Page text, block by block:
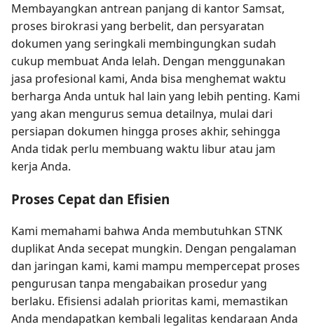
Membayangkan antrean panjang di kantor Samsat,
proses birokrasi yang berbelit, dan persyaratan
dokumen yang seringkali membingungkan sudah
cukup membuat Anda lelah. Dengan menggunakan
jasa profesional kami, Anda bisa menghemat waktu
berharga Anda untuk hal lain yang lebih penting. Kami
yang akan mengurus semua detailnya, mulai dari
persiapan dokumen hingga proses akhir, sehingga
Anda tidak perlu membuang waktu libur atau jam
kerja Anda.
Proses Cepat dan Efisien
Kami memahami bahwa Anda membutuhkan STNK
duplikat Anda secepat mungkin. Dengan pengalaman
dan jaringan kami, kami mampu mempercepat proses
pengurusan tanpa mengabaikan prosedur yang
berlaku. Efisiensi adalah prioritas kami, memastikan
Anda mendapatkan kembali legalitas kendaraan Anda